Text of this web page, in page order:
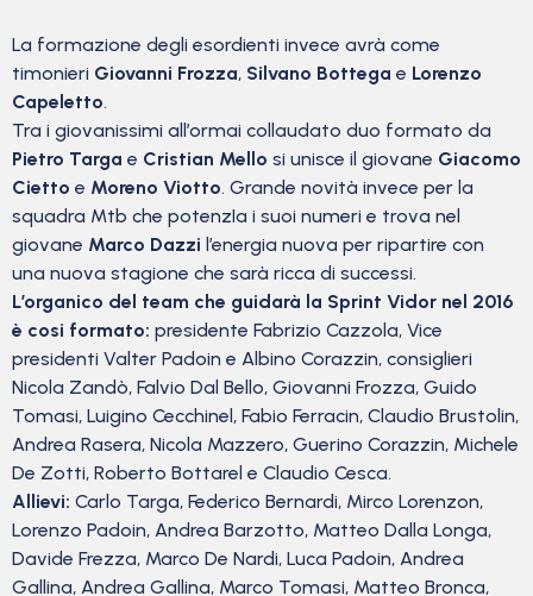
La formazione degli esordienti invece avrà come
timonieri Giovanni Frozza, Silvano Bottega e Lorenzo
Capeletto.
Tra i giovanissimi all’ormai collaudato duo formato da
Pietro Targa e Cristian Mello si unisce il giovane Giacomo
Cietto e Moreno Viotto. Grande novità invece per la
squadra Mtb che potenzIa i suoi numeri e trova nel
giovane Marco Dazzi l’energia nuova per ripartire con
una nuova stagione che sarà ricca di successi.
L’organico del team che guidarà la Sprint Vidor nel 2016
è cosi formato: presidente Fabrizio Cazzola, Vice
presidenti Valter Padoin e Albino Corazzin, consiglieri
Nicola Zandò, Falvio Dal Bello, Giovanni Frozza, Guido
Tomasi, Luigino Cecchinel, Fabio Ferracin, Claudio Brustolin,
Andrea Rasera, Nicola Mazzero, Guerino Corazzin, Michele
De Zotti, Roberto Bottarel e Claudio Cesca.
Allievi: Carlo Targa, Federico Bernardi, Mirco Lorenzon,
Lorenzo Padoin, Andrea Barzotto, Matteo Dalla Longa,
Davide Frezza, Marco De Nardi, Luca Padoin, Andrea
Gallina, Andrea Gallina, Marco Tomasi, Matteo Bronca,